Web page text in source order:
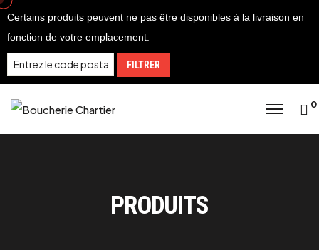
Certains produits peuvent ne pas être disponibles à la livraison en
fonction de votre emplacement.
FILTRER
0
PRODUITS